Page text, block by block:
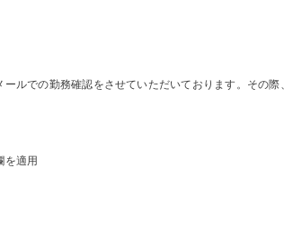
ルでの勤務確認をさせていただいております。その際
を適用